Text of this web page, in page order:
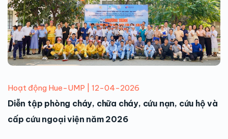
Hoạt động Hue-UMP | 12-04-2026
Diễn tập phòng cháy, chữa cháy, cứu nạn, cứu hộ và
cấp cứu ngoại viện năm 2026